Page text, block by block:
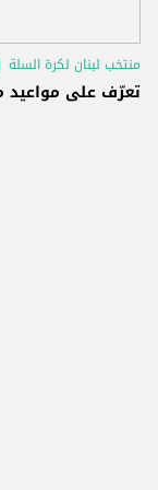
منتخب لبنان لكرة السلة
تعرّف على مواعيد